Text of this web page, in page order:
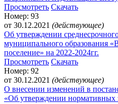
Просмотреть Скачать
Номер: 93
от 30.12.2021 (действующее)
Об утверждении
муниципального образования
поселение» на 2022-2024гг.
Просмотреть Скачать
Номер: 92
от 30.12.2021 (действующее)
О внесении изменений в
«Об утверждении нормативных